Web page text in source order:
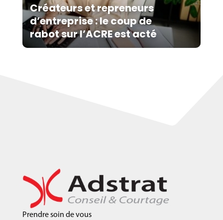
Créateurs et repreneurs
d’entreprise : le coup de
rabot sur l’ACRE est acté
Prendre soin de vous